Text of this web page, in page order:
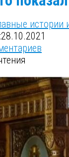
истории
28.10.2021